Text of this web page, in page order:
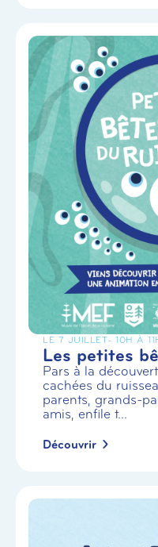
LE 7 JUILLET- 10H À
Les petites
Pars à la
cachées du
parents, grands-
amis, enfile t...
Découvrir